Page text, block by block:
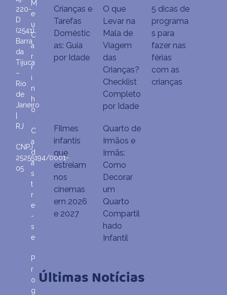
Crianças e
Tarefas
Doméstic
as: Guia
por Idade
O que
Levar na
Mala de
Viagem
das
Crianças?
Checklist
Completo
por Idade
5 dicas de
programa
s para
fazer nas
férias
com as
crianças
Filmes
infantis
que
estreiam
nos
cinemas
em 2026
e 2027
Quarto de
Irmãos e
Irmãs:
Como
Decorar
um
Quarto
Compartil
hado
Infantil
Últimas Notícias
220-
D
(2541)
Barra
da
Tijuca
–
Rio
de
Janeiro
RJ
CNPJ
25255194/0001-
05
M
e
u
C
a
r
r
i
n
h
o
C
a
d
a
s
t
r
e
-
s
e
P
r
o
g